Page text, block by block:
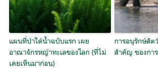
แผนที่ป่าใต้น้ำฉบับแรก เผย
อาณาจักรหญ้าทะเลของโลก (ที่ไม่
เคยเห็นมาก่อน)
การอนุรักษ์สัต
สำคัญ ของกา